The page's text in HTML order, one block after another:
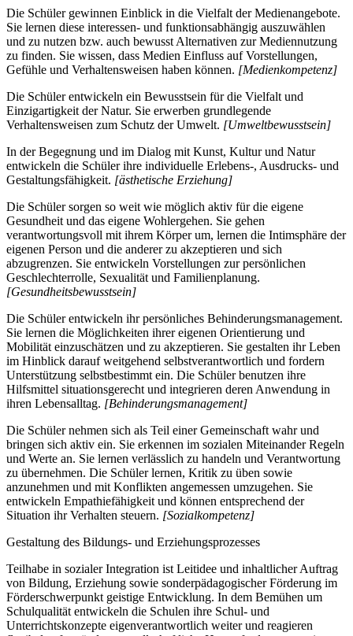
Die Schüler gewinnen Einblick in die Vielfalt der Medienangebote.
Sie lernen diese interessen- und funktionsabhängig auszuwählen
und zu nutzen bzw. auch bewusst Alternativen zur Mediennutzung
zu finden. Sie wissen, dass Medien Einfluss auf Vorstellungen,
Gefühle und Verhaltensweisen haben können. [Medienkompetenz]
Die Schüler entwickeln ein Bewusstsein für die Vielfalt und
Einzigartigkeit der Natur. Sie erwerben grundlegende
Verhaltensweisen zum Schutz der Umwelt. [Umweltbewusstsein]
In der Begegnung und im Dialog mit Kunst, Kultur und Natur
entwickeln die Schüler ihre individuelle Erlebens-, Ausdrucks- und
Gestaltungsfähigkeit. [ästhetische Erziehung]
Die Schüler sorgen so weit wie möglich aktiv für die eigene
Gesundheit und das eigene Wohlergehen. Sie gehen
verantwortungsvoll mit ihrem Körper um, lernen die Intimsphäre der
eigenen Person und die anderer zu akzeptieren und sich
abzugrenzen. Sie entwickeln Vorstellungen zur persönlichen
Geschlechterrolle, Sexualität und Familienplanung.
[Gesundheitsbewusstsein]
Die Schüler entwickeln ihr persönliches Behinderungsmanagement.
Sie lernen die Möglichkeiten ihrer eigenen Orientierung und
Mobilität einzuschätzen und zu akzeptieren. Sie gestalten ihr Leben
im Hinblick darauf weitgehend selbstverantwortlich und fordern
Unterstützung selbstbestimmt ein. Die Schüler benutzen ihre
Hilfsmittel situationsgerecht und integrieren deren Anwendung in
ihren Lebensalltag. [Behinderungsmanagement]
Die Schüler nehmen sich als Teil einer Gemeinschaft wahr und
bringen sich aktiv ein. Sie erkennen im sozialen Miteinander Regeln
und Werte an. Sie lernen verlässlich zu handeln und Verantwortung
zu übernehmen. Die Schüler lernen, Kritik zu üben sowie
anzunehmen und mit Konflikten angemessen umzugehen. Sie
entwickeln Empathiefähigkeit und können entsprechend der
Situation ihr Verhalten steuern. [Sozialkompetenz]
Gestaltung des Bildungs- und Erziehungsprozesses
Teilhabe in sozialer Integration ist Leitidee und inhaltlicher Auftrag
von Bildung, Erziehung sowie sonderpädagogischer Förderung im
Förderschwerpunkt geistige Entwicklung. In dem Bemühen um
Schulqualität entwickeln die Schulen ihre Schul- und
Unterrichtskonzepte eigenverantwortlich weiter und reagieren